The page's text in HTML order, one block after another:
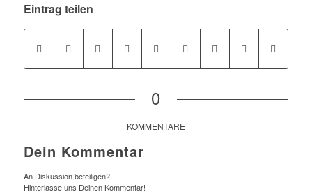
Eintrag teilen
0
KOMMENTARE
Dein Kommentar
An Diskussion beteiligen?
Hinterlasse uns Deinen Kommentar!